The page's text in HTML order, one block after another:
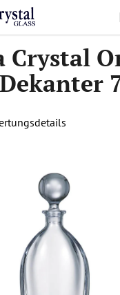
/
Bohemia
Crystal